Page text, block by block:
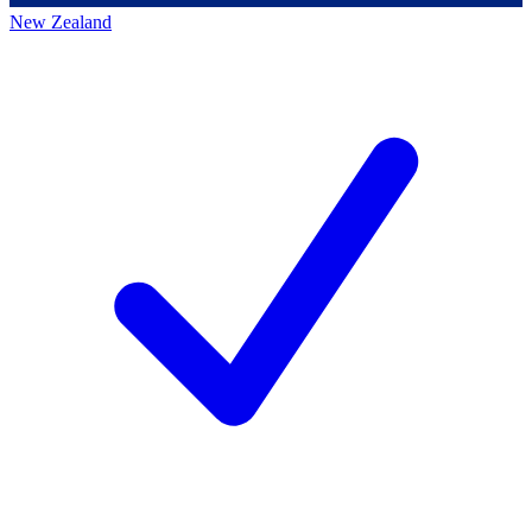
New Zealand